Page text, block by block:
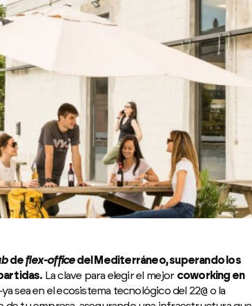
deflex-officedel Mediterráneo, superando los
La clave para elegir el mejor coworking en
sea en el ecosistema tecnológico del 22@ o la